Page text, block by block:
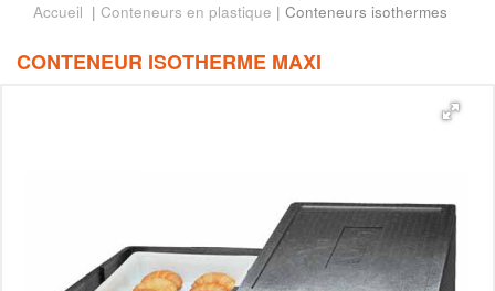
Accueil | Conteneurs en plastique | Conteneurs isothermes
CONTENEUR ISOTHERME MAXI